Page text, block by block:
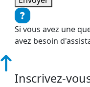
Si vous avez une
avez besoin
Inscrivez-